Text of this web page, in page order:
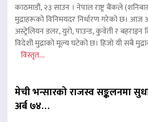
काठमाडौं, २३ साउन । नेपाल राष्ट्र बैंकले
मुद्राहरूको विनिमयदर निर्धारण गरेको छ। आज
अस्ट्रेलियन डलर, युरो, पाउन्ड, कुवेती र
विदेशी मुद्राको मूल्य घटेको छ। हिजो यी सबै
विस्तृत....
मेची भन्सारको राजस्व सङ्कलनमा
अर्ब ७४…